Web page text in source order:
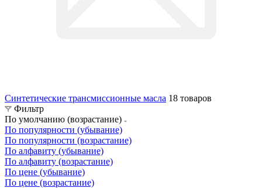
Синтетические трансмиссионные масла 18 товаров
Фильтр
По умолчанию (возрастание)
По популярности (убывание)
По популярности (возрастание)
По алфавиту (убывание)
По алфавиту (возрастание)
По цене (убывание)
По цене (возрастание)